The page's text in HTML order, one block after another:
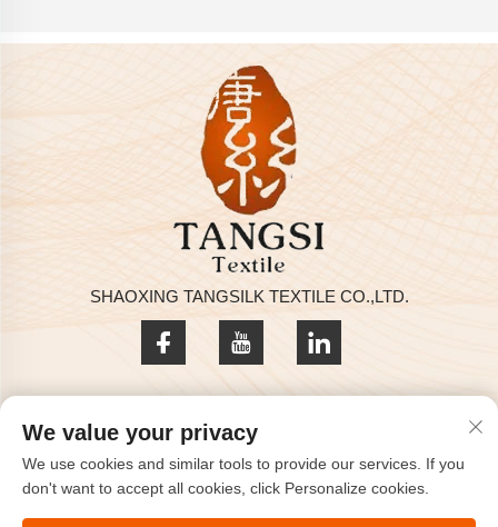
SHAOXING TANGSILK TEXTILE CO.,LTD.
Copyright © 2025 by SHAOXING TANGSILK TEXTILE CO.,LTD
Kontaktujte nás
We value your privacy
We use cookies and similar tools to provide our services. If you
don't want to accept all cookies, click Personalize cookies.